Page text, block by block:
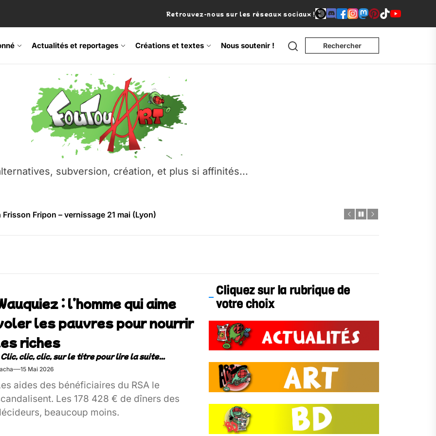
Retrouvez-nous sur les réseaux sociaux !
Actualités et reportages Créations et textes Nous soutenir ! Search Rechercher
subversion, création, et plus si affinités...
Frisson Fripon – vernissage 21 mai (Lyon)
Festival – Samedi 18 juillet (Vaulx-en-Velin)
– Ŝtono, un livre réalisé par Michaël Moretti & Pierre Lacôte
contre l’A412 à l’Établi (Haute-Savoie)
Fripon – vernissage 21 mai (Lyon)
Festival – Samedi 18 juillet (Vaulx-en-Velin)
: l’homme qui aime
les pauvres pour nourrir
riches
15 Mai 2026
aides des bénéficiaires du RSA le
Les 178 428 € de dîners des
beaucoup moins.
Cliquez sur la rubrique de
votre choix